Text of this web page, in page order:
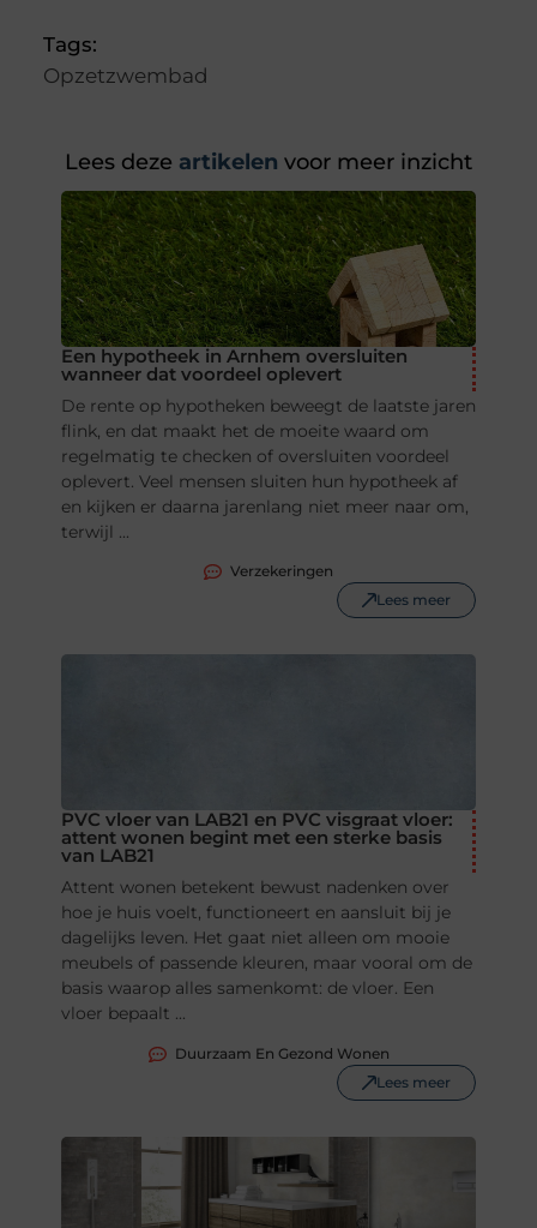
Tags:
Opzetzwembad
Lees deze artikelen voor meer inzicht
Een hypotheek in Arnhem oversluiten
wanneer dat voordeel oplevert
De rente op hypotheken beweegt de laatste jaren
flink, en dat maakt het de moeite waard om
regelmatig te checken of oversluiten voordeel
oplevert. Veel mensen sluiten hun hypotheek af
en kijken er daarna jarenlang niet meer naar om,
terwijl ...
Verzekeringen
Lees meer
PVC vloer van LAB21 en PVC visgraat vloer:
attent wonen begint met een sterke basis
van LAB21
Attent wonen betekent bewust nadenken over
hoe je huis voelt, functioneert en aansluit bij je
dagelijks leven. Het gaat niet alleen om mooie
meubels of passende kleuren, maar vooral om de
basis waarop alles samenkomt: de vloer. Een
vloer bepaalt ...
Duurzaam En Gezond Wonen
Lees meer